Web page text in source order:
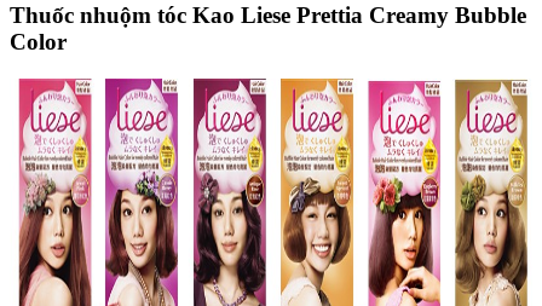
Thuốc nhuộm tóc Kao Liese Prettia Creamy Bubble
Color